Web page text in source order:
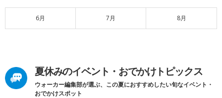
6月 7月 8月
夏休みのイベント・おでかけトピックス
ウォーカー編集部が選ぶ、この夏におすすめしたい旬なイベント・
おでかけスポット